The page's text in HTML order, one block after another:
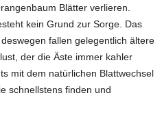
Blätter verlieren.
kein Grund zur Sorge. Das
fallen gelegentlich ältere
der die Äste immer kahler
mit dem natürlichen Blattwechsel
schnellstens finden und